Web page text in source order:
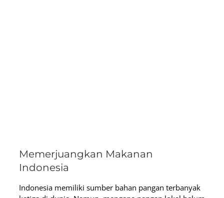
Memerjuangkan Makanan
Indonesia
Indonesia memiliki sumber bahan pangan terbanyak